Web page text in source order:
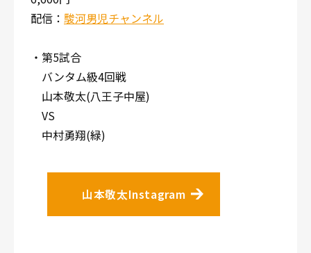
配信： 駿河男児チャンネル
・第5試合
バンタム級4回戦
山本敬太(八王子中屋)
VS
中村勇翔(緑)
山本敬太Instagram